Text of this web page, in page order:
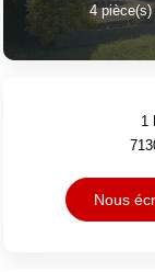
4pièce(s)
1
Nous